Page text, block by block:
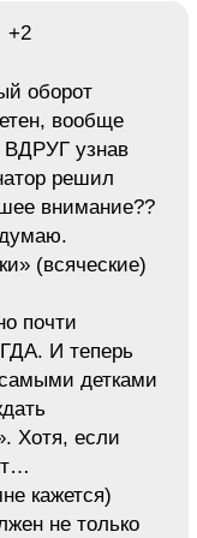
+2
оборот
вообще
ВДРУГ узнав
решил
внимание??
(всяческие)
почти
И теперь
детками
Хотя, если
кажется)
не только